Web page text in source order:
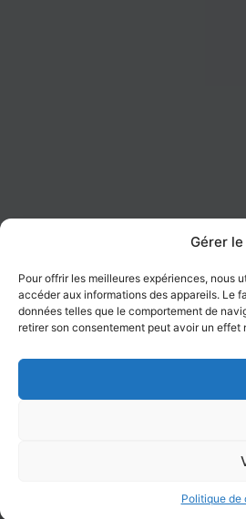
Gérer
Pour offrir les meilleures expériences, nous
accéder aux informations des appareils. Le
données telles que le comportement de
retirer son consentement peut avoir un
Politique de